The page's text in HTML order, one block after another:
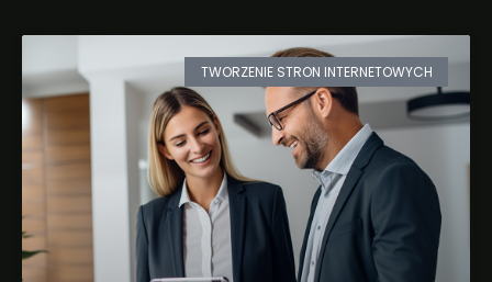
TWORZENIE STRON INTERNETOWYCH